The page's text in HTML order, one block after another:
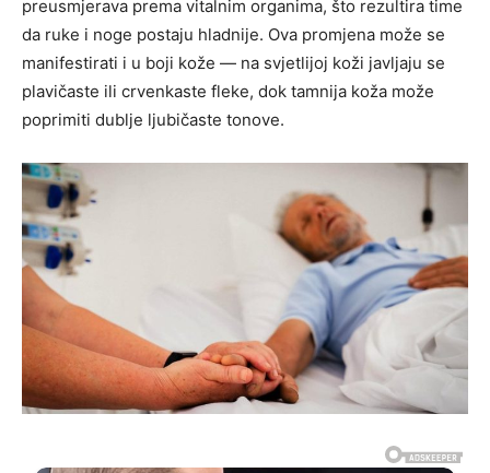
preusmjerava prema vitalnim organima, što rezultira time
da ruke i noge postaju hladnije. Ova promjena može se
manifestirati i u boji kože — na svjetlijoj koži javljaju se
plavičaste ili crvenkaste fleke, dok tamnija koža može
poprimiti dublje ljubičaste tonove.